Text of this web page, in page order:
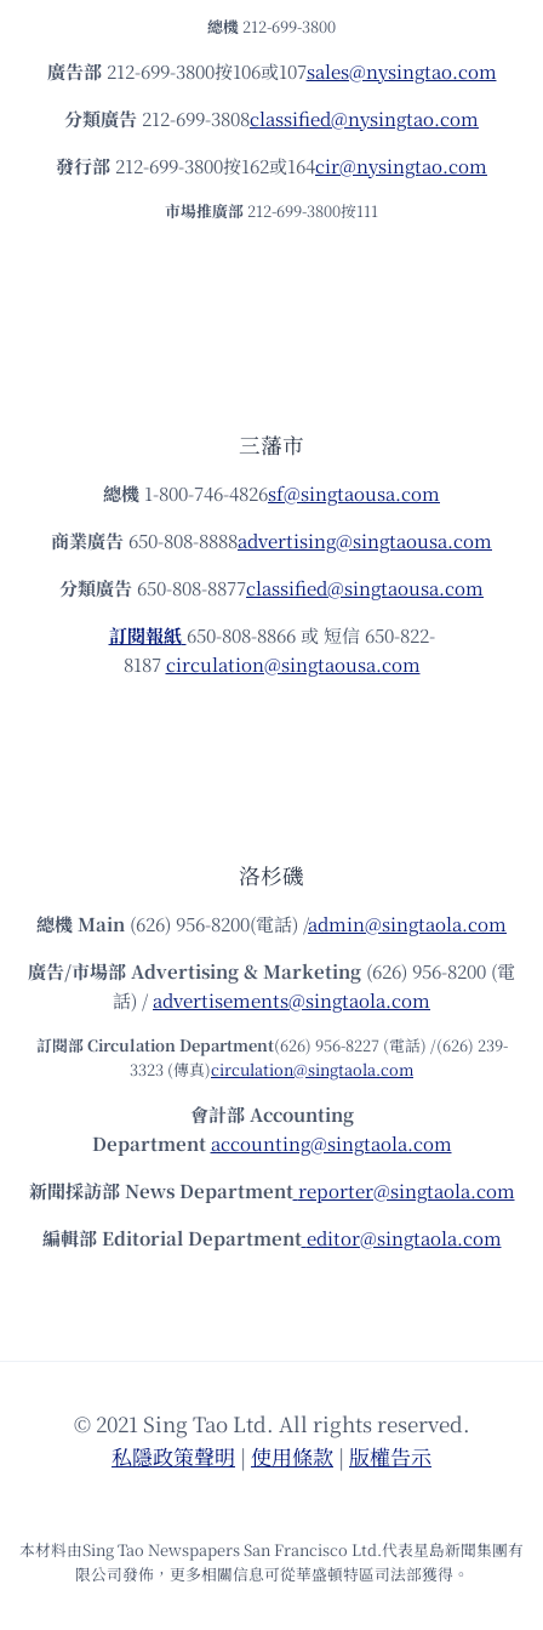
總機 212-699-3800
廣告部212-699-3800按106或107sales@nysingtao.com
分類廣告 212-699-3808classified@nysingtao.com
發⾏部 212-699-3800按162或164cir@nysingtao.com
市場推廣部 212-699-3800按111
三藩市
總機 1-800-746-4826sf@singtaousa.com
商業廣告 650-808-8888advertising@singtaousa.com
分類廣告 650-808-8877classified@singtaousa.com
訂閱報紙 650-808-8866 或 短信 650-822-
8187circulation@singtaousa.com
洛杉磯
總機Main (626) 956-8200(電話) /admin@singtaola.com
廣告/市場部Advertising & Marketing (626) 956-8200 (電
話) /advertisements@singtaola.com
訂閱部 Circulation Department(626) 956-8227 (電話) /(626) 239-
3323 (傳真)circulation@singtaola.com
會計部 Accounting
Department accounting@singtaola.com
新聞採訪部 News Department reporter@singtaola.com
編輯部 Editorial Department editor@singtaola.com
© 2021 Sing Tao Ltd. All rights reserved.
私隱政策聲明 | 使⽤條款 | 版權告⽰
本材料由Sing Tao Newspapers San Francisco Ltd.代表星島新聞集團有
限公司發佈，更多相關信息可從華盛頓特區司法部獲得。